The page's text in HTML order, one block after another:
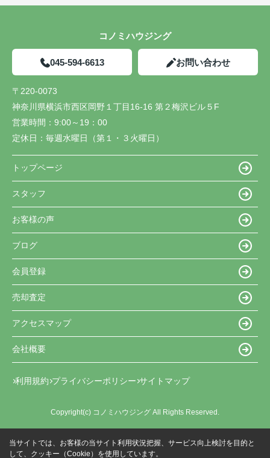
コノミハウジング
045-594-6613 お問い合わせ
〒220-0073
神奈川県横浜市西区岡野１丁目16-16 第２梅沢ビル５F
営業時間： 9:00～19：00
定休日： 毎週水曜日（第１・３火曜日）
トップページ
スタッフ
お客様の声
ブログ
会員登録
売却査定
アクセスマップ
会社概要
利用規約 プライバシーポリシー サイトマップ
Copyright(c) コノミハウジング All Rights Reserved.
当サイトでは、お客様の当サイト利用状況把握、サービス向上検討を目的と
して、クッキー（Cookie）を使用しています。